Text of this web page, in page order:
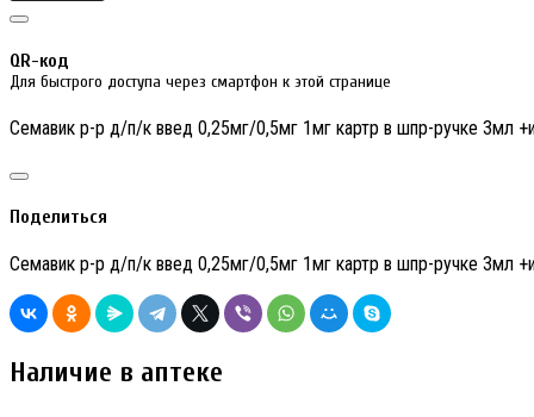
QR-код
Для быстрого доступа через смартфон к этой странице
Семавик р-р д/п/к введ 0,25мг/0,5мг 1мг картр в шпр-ручке 3мл
Поделиться
Семавик р-р д/п/к введ 0,25мг/0,5мг 1мг картр в шпр-ручке 3мл
Наличие в аптеке